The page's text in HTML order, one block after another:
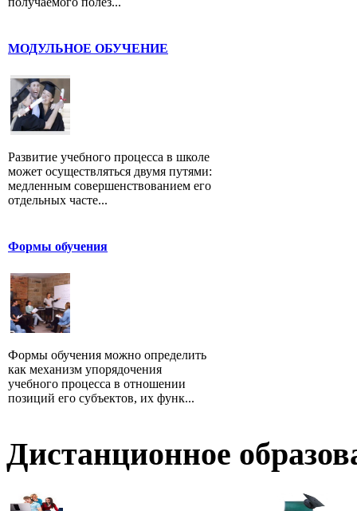
МОДУЛЬНОЕ ОБУЧЕНИЕ
Развитие учебного процесса в школе
может осуществляться двумя путями:
медленным совершенствованием его
отдельных часте...
Формы обучения
Формы обучения можно определить
как механизм упорядочения
учебного процесса в отношении
позиций его субъектов, их функ...
Дистанционное